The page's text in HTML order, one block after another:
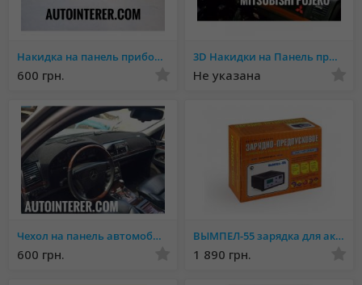
Накидка на панель приборов Mercedes
600 грн.
3D Накидки на Панель приборов. Эстетический вид салона.
Не указана
Чехол на панель автомобиля Более 1000 МОДЕЛЕЙ
600 грн.
ВЫМПЕЛ-55 зарядка для аккумуляторов
1 890 грн.